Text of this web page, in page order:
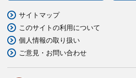
サイトマップ
このサイトの利用について
個人情報の取り扱い
ご意見・お問い合わせ